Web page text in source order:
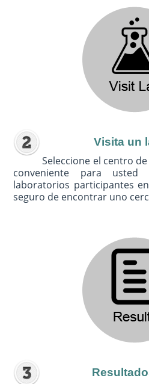
Visita un
Seleccione el centro
conveniente para
laboratorios participantes
seguro de encontrar uno